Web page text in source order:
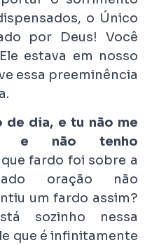
o Único
por Deus! Você
estava em nosso
essa preeminência
de dia, e tu não me
e não tenho
fardo foi sobre a
oração não
um fardo assim?
sozinho nessa
que é infinitamente